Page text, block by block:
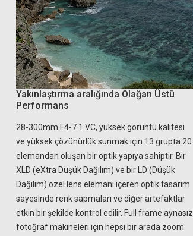
Yakınlaştırma aralığında Olağan Üstü
Performans
28-300mm F4-7.1 VC, yüksek görüntü kalitesi
ve yüksek çözünürlük sunmak için 13 grupta 20
elemandan oluşan bir optik yapıya sahiptir. Bir
XLD (eXtra Düşük Dağılım) ve bir LD (Düşük
Dağılım) özel lens elemanı içeren optik tasarım
sayesinde renk sapmaları ve diğer artefaktlar
etkin bir şekilde kontrol edilir. Full frame aynasız
fotoğraf makineleri için hepsi bir arada zoom